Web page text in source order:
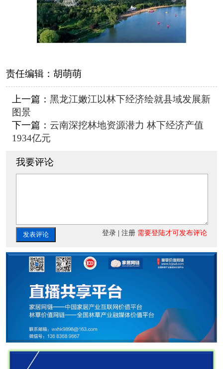
责任编辑： 胡萌萌
上一篇： 黑龙江嫩江以林下经济绘就县域发展新
图景
下一篇： 云南深挖林地资源潜力 林下经济产值
1934亿元
我要评论
发表评论 登录 |注册 需要登陆才可发布评论